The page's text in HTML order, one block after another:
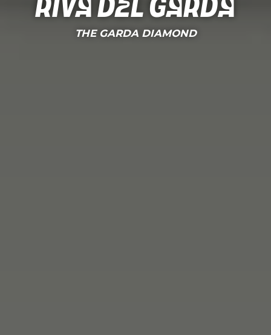
Riva del Garda
THE GARDA DIAMOND